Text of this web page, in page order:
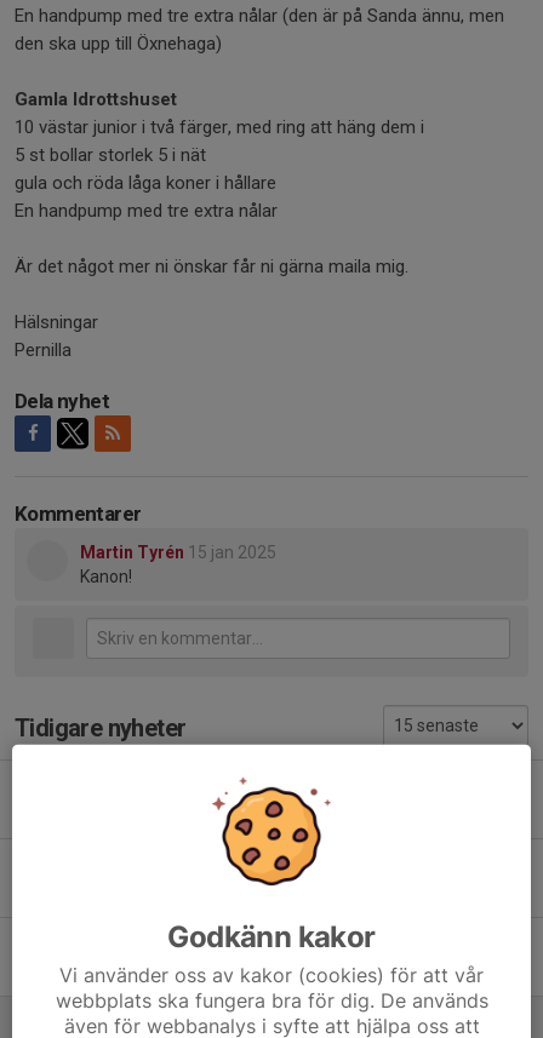
En handpump med tre extra nålar (den är på Sanda ännu, men
den ska upp till Öxnehaga)
Gamla Idrottshuset
10 västar junior i två färger, med ring att häng dem i
5 st bollar storlek 5 i nät
gula och röda låga koner i hållare
En handpump med tre extra nålar
Är det något mer ni önskar får ni gärna maila mig.
Hälsningar
Pernilla
Dela nyhet
Kommentarer
Martin Tyrén 15 jan 2025
Kanon!
Tidigare nyheter
Viktig info om hallar
1
Anmälan Basketfestivalen
Stipendium
20 mar 2025 0
Inköpt material till våra hallar
Godkänn kakor
Vi använder oss av kakor (cookies) för att vår
webbplats ska fungera bra för dig. De används
även för webbanalys i syfte att hjälpa oss att